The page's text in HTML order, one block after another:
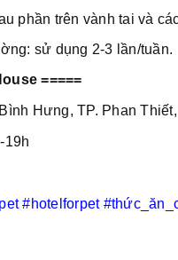
phần trên vành tai và
sử dụng 2-3 lần/tuần.
=====
Hưng, TP. Phan
19h
#hotelforpet